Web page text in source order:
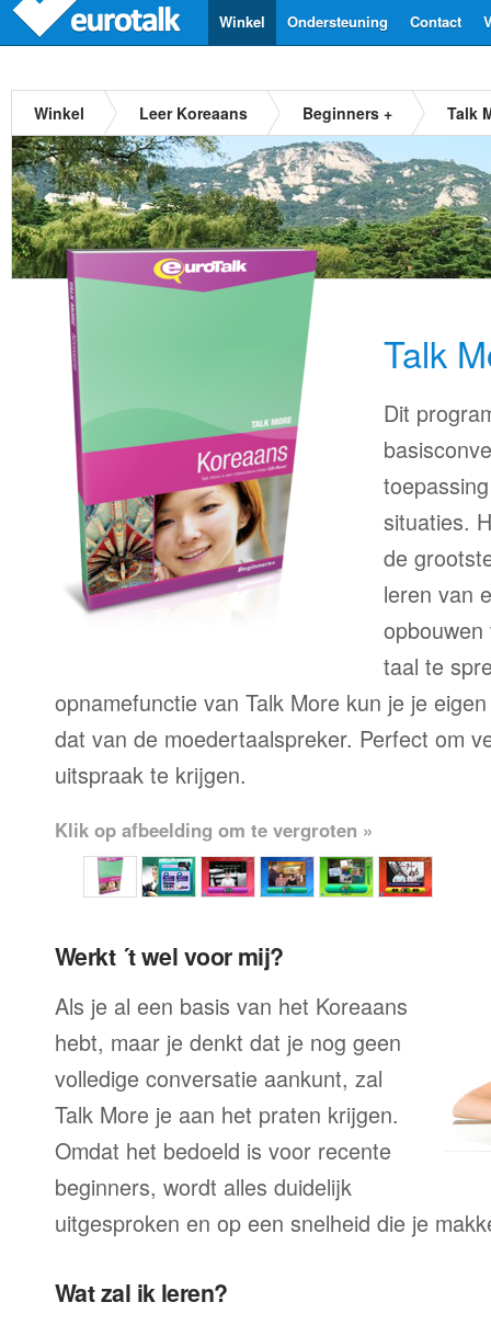
Contact
Ondersteuning
Winkel
Winkel Leer Koreaans Beginners + Talk
Talk
Dit
situaties.
de
leren van
taal te
opnamefunctie van Talk More kun je je
dat van de moedertaalspreker. Perfect om
uitspraak te krijgen.
Klik op afbeelding om te vergroten »
Werkt ´t wel voor mij?
Als je al een basis van het Koreaans
hebt, maar je denkt dat je nog geen
volledige conversatie aankunt, zal
Talk More je aan het praten krijgen.
Omdat het bedoeld is voor recente
beginners, wordt alles duidelijk
uitgesproken en op een snelheid die je
Wat zal ik leren?